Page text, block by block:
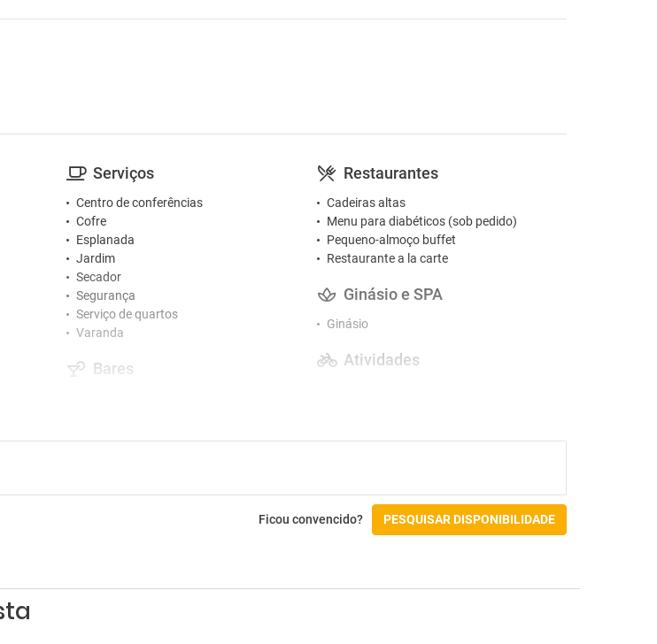
Serviços
Centro de conferências
Cofre
Esplanada
Jardim
Secador
Segurança
Serviço de quartos
Varanda
Bares
Restaurantes
Cadeiras altas
Menu para diabéticos (sob pedido)
Pequeno-almoço buffet
Restaurante a la carte
Ginásio e SPA
Ginásio
Atividades
Ficou convencido? PESQUISAR DISPONIBILIDADE